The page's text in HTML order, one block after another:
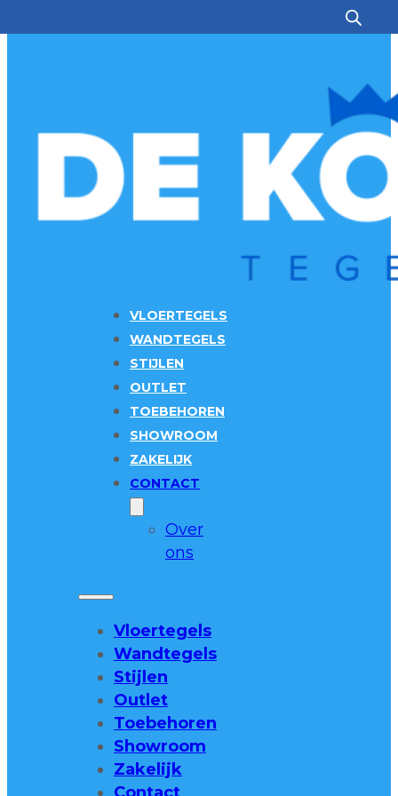
VLOERTEGELS
WANDTEGELS
STIJLEN
OUTLET
TOEBEHOREN
SHOWROOM
ZAKELIJK
CONTACT
Over
ons
Vloertegels
Wandtegels
Stijlen
Outlet
Toebehoren
Showroom
Zakelijk